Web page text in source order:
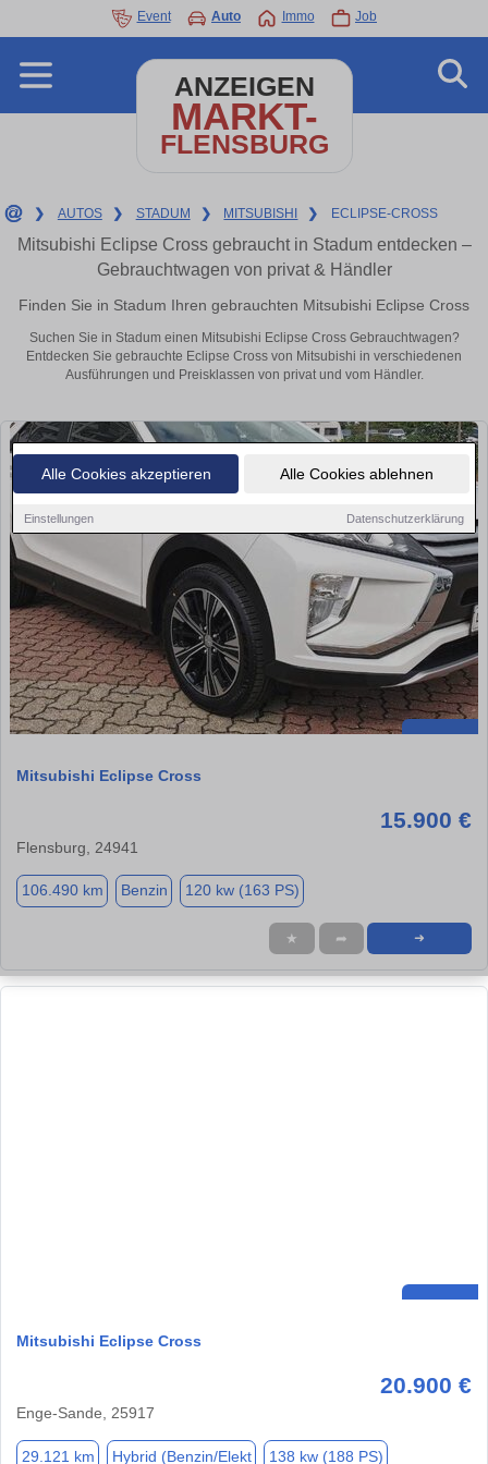
Alle Cookies akzeptieren Alle Cookies ablehnen
Einstellungen Datenschutzerklärung
Event Auto Immo Job
ANZEIGEN
MARKT-
FLENSBURG
❯ AUTOS ❯ STADUM ❯ MITSUBISHI ❯ ECLIPSE-CROSS
Mitsubishi Eclipse Cross gebraucht in Stadum entdecken –
Gebrauchtwagen von privat & Händler
Finden Sie in Stadum Ihren gebrauchten Mitsubishi Eclipse Cross
Suchen Sie in Stadum einen Mitsubishi Eclipse Cross Gebrauchtwagen?
Entdecken Sie gebrauchte Eclipse Cross von Mitsubishi in verschiedenen
Ausführungen und Preisklassen von privat und vom Händler.
Mitsubishi Eclipse Cross
15.900 €
Flensburg, 24941
106.490 km Benzin 120 kw (163 PS)
★ ➦ ➜
Mitsubishi Eclipse Cross
20.900 €
Enge-Sande, 25917
29.121 km Hybrid (Benzin/Elekt 138 kw (188 PS)